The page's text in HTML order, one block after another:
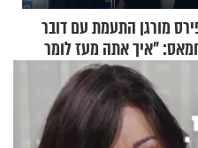
מורגן התעמת עם דובר
"איך אתה מעז לומר
שלא ביצעתם פשעי מלחמה?!"